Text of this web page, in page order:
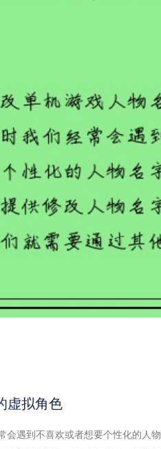
虚拟角色
遇到不喜欢或者想要个性化的人